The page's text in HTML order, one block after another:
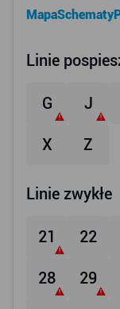
MapaSchematy
Linie
G J
X Z
Linie zwykłe
21 22
28 29